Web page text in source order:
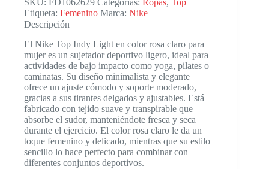
SKU: FD1062629 Categorías: Ropas, Top
Etiqueta: Femenino Marca: Nike
Descripción
El Nike Top Indy Light en color rosa claro para
mujer es un sujetador deportivo ligero, ideal para
actividades de bajo impacto como yoga, pilates o
caminatas. Su diseño minimalista y elegante
ofrece un ajuste cómodo y soporte moderado,
gracias a sus tirantes delgados y ajustables. Está
fabricado con tejido suave y transpirable que
absorbe el sudor, manteniéndote fresca y seca
durante el ejercicio. El color rosa claro le da un
toque femenino y delicado, mientras que su estilo
sencillo lo hace perfecto para combinar con
diferentes conjuntos deportivos.